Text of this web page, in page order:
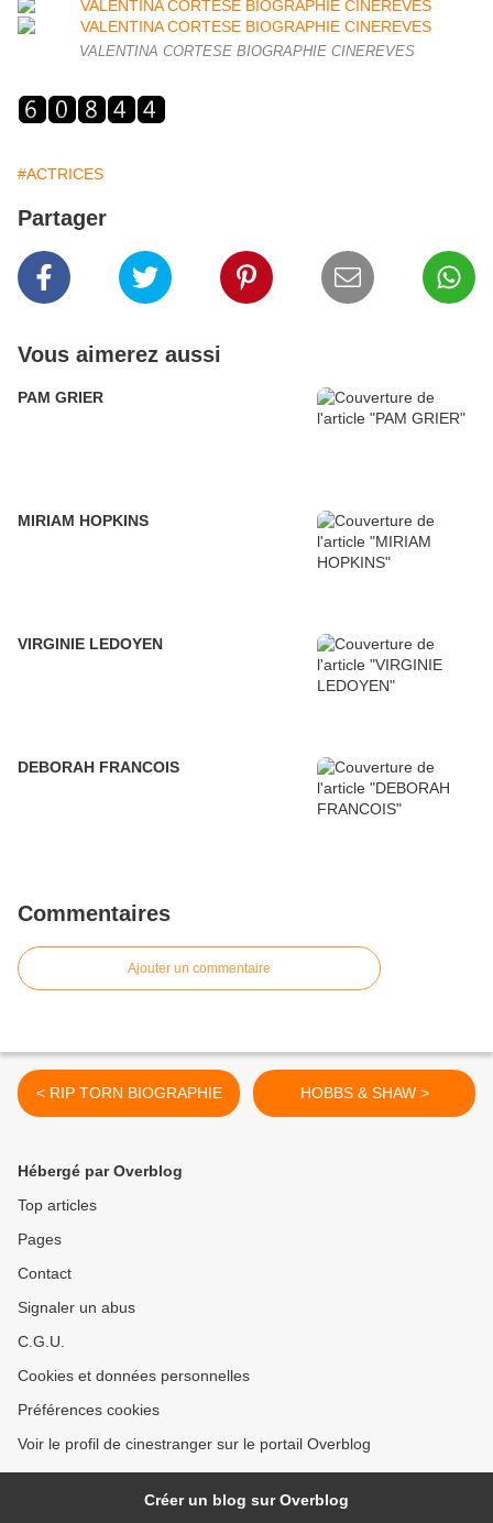
VALENTINA CORTESE BIOGRAPHIE CINEREVES
#ACTRICES
Partager
Vous aimerez aussi
PAM GRIER
MIRIAM HOPKINS
VIRGINIE LEDOYEN
DEBORAH FRANCOIS
Commentaires
Ajouter un commentaire
< RIP TORN BIOGRAPHIE HOBBS & SHAW >
Hébergé par Overblog
Top articles
Pages
Contact
Signaler un abus
C.G.U.
Cookies et données personnelles
Préférences cookies
Voir le profil de cinestranger sur le portail Overblog
Créer un blog sur Overblog